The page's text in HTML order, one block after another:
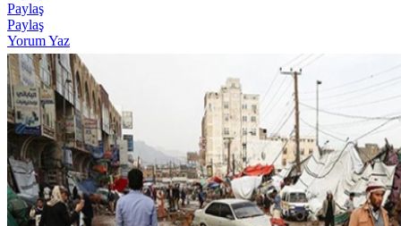
Paylaş
Paylaş
Yorum Yaz